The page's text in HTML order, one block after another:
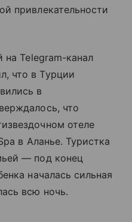
привлекательности
Telegram-канал
что в Турции
в
что
отеле
в Аланье. Туристка
— под конец
началась сильная
всю ночь.